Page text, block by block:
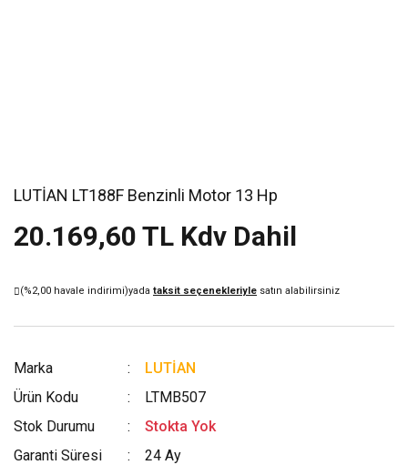
LUTİAN LT188F Benzinli Motor 13 Hp
20.169,60 TL Kdv Dahil
(%2,00 havale indirimi)yada taksit seçenekleriyle satın alabilirsiniz
Marka
LUTİAN
Ürün Kodu
LTMB507
Stok Durumu
Stokta Yok
Garanti Süresi
24 Ay